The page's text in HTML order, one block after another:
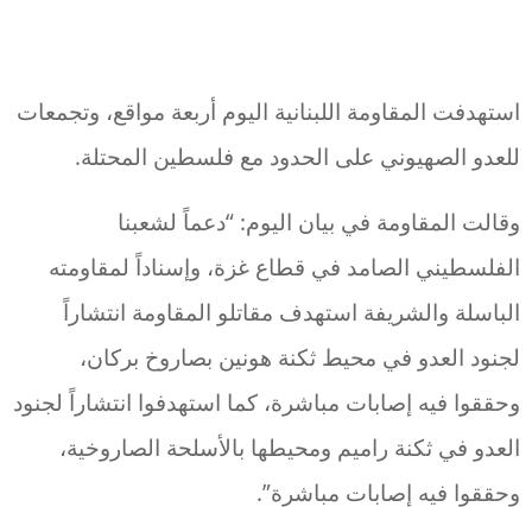
استهدفت المقاومة اللبنانية اليوم أربعة مواقع، وتجمعات
للعدو الصهيوني على الحدود مع فلسطين المحتلة.
وقالت المقاومة في بيان اليوم: “دعماً لشعبنا
الفلسطيني الصامد في قطاع غزة، وإسناداً لمقاومته
الباسلة ‌‌‌‏والشريفة استهدف مقاتلو المقاومة انتشاراً
‏لجنود العدو في محيط ثكنة هونين بصاروخ بركان،
وحققوا فيه إصابات مباشرة، كما استهدفوا انتشاراً لجنود
العدو في ثكنة راميم ومحيطها بالأسلحة الصاروخية،
وحققوا فيه ‏إصابات مباشرة”.‏